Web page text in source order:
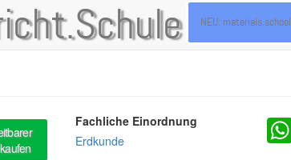
NEU: materials.school
Fachliche Einordnung
Erdkunde